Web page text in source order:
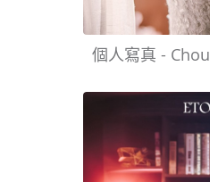
個人寫真 - Chou